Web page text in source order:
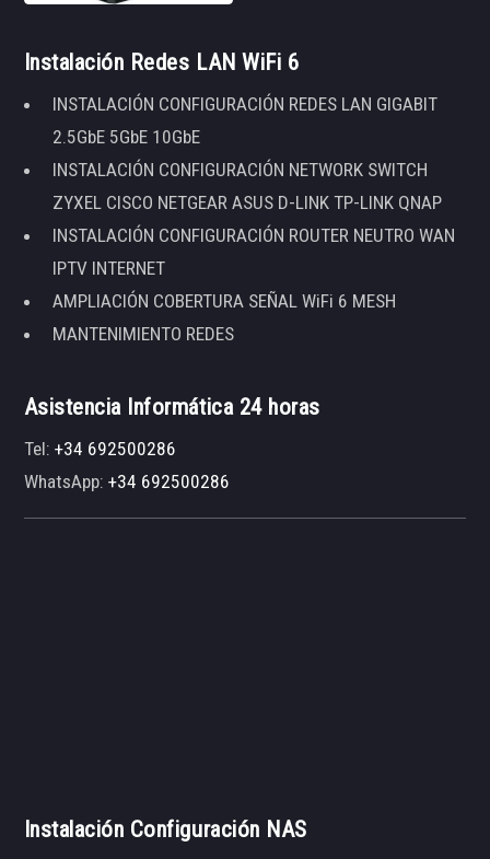
Instalación Redes LAN WiFi 6
INSTALACIÓN CONFIGURACIÓN REDES LAN GIGABIT
2.5GbE 5GbE 10GbE
INSTALACIÓN CONFIGURACIÓN NETWORK SWITCH
ZYXEL CISCO NETGEAR ASUS D-LINK TP-LINK QNAP
INSTALACIÓN CONFIGURACIÓN ROUTER NEUTRO WAN
IPTV INTERNET
AMPLIACIÓN COBERTURA SEÑAL WiFi 6 MESH
MANTENIMIENTO REDES
Asistencia Informática 24 horas
Tel:+34 692500286
WhatsApp:+34 692500286
Instalación Configuración NAS